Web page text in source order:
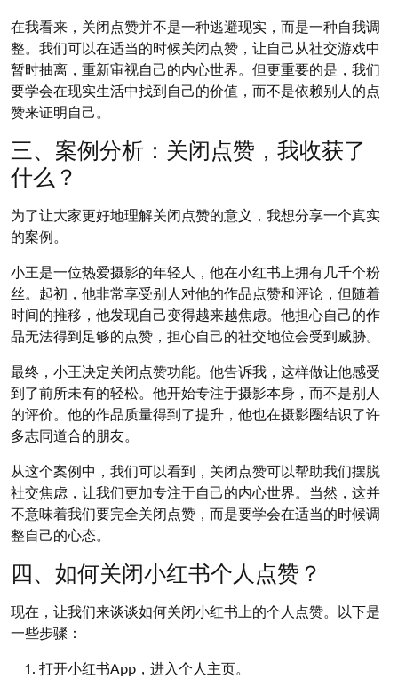
在我看来，关闭点赞并不是一种逃避现实，而是一种自我调
整。我们可以在适当的时候关闭点赞，让自己从社交游戏中
暂时抽离，重新审视自己的内心世界。但更重要的是，我们
要学会在现实生活中找到自己的价值，而不是依赖别人的点
赞来证明自己。
三、案例分析：关闭点赞，我收获了
什么？
为了让大家更好地理解关闭点赞的意义，我想分享一个真实
的案例。
小王是一位热爱摄影的年轻人，他在小红书上拥有几千个粉
丝。起初，他非常享受别人对他的作品点赞和评论，但随着
时间的推移，他发现自己变得越来越焦虑。他担心自己的作
品无法得到足够的点赞，担心自己的社交地位会受到威胁。
最终，小王决定关闭点赞功能。他告诉我，这样做让他感受
到了前所未有的轻松。他开始专注于摄影本身，而不是别人
的评价。他的作品质量得到了提升，他也在摄影圈结识了许
多志同道合的朋友。
从这个案例中，我们可以看到，关闭点赞可以帮助我们摆脱
社交焦虑，让我们更加专注于自己的内心世界。当然，这并
不意味着我们要完全关闭点赞，而是要学会在适当的时候调
整自己的心态。
四、如何关闭小红书个人点赞？
现在，让我们来谈谈如何关闭小红书上的个人点赞。以下是
一些步骤：
打开小红书App，进入个人主页。